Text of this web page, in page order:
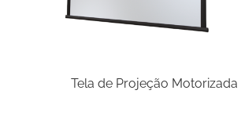
Tela de Projeção Motorizada